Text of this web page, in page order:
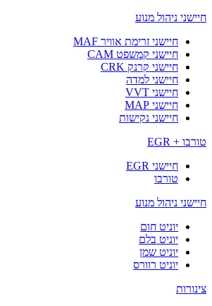
חיישני ניהול מנוע
חיישני זרימת אוויר MAF
חיישני קמשפט CAM
חיישני קרנק CRK
חיישני למדה
חיישני VVT
חיישני MAP
חיישני נקישות
טורבו + EGR
חיישני EGR
טורבו
חיישני ניהול מנוע
יוניט חום
יוניט בלם
יוניט שמן
יוניט רוורס
צינורות